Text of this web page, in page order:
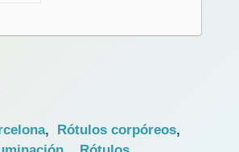
, Rótulos corpóreos,